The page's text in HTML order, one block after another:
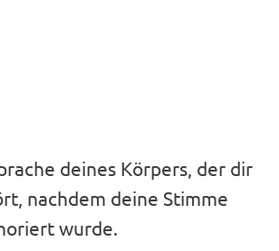
deines Körpers, der dir
nachdem deine Stimme
wurde.